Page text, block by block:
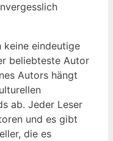
keine eindeutige
beliebteste Autor
Autors hängt‌
ab. Jeder Leser
und ⁣es gibt
die es